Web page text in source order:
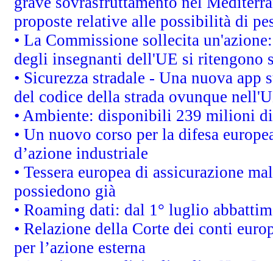
proposte relative alle possibilità di
• La Commissione sollecita
degli insegnanti dell'UE si ritengono
• Sicurezza stradale - Una nuova
del codice della strada ovunque
• Ambiente: disponibili 239 milioni
• Un nuovo corso per la difesa
d’azione industriale
• Tessera europea di assicurazione
possiedono già
• Roaming dati: dal 1° luglio
• Relazione della Corte dei conti
per l’azione esterna